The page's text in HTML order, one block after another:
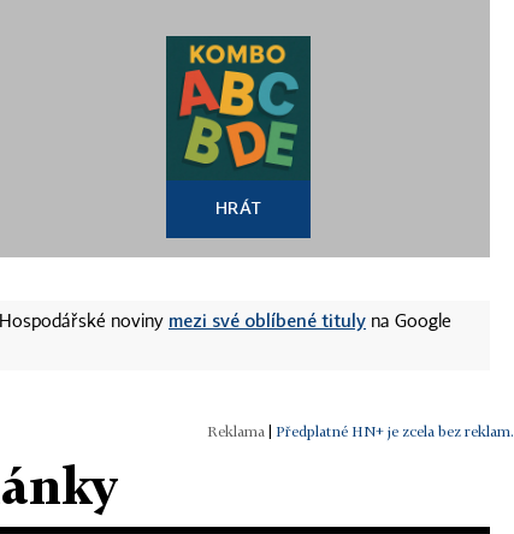
HRÁT
noviny mezi své oblíbené tituly na Google
Předplatné HN+ je zcela bez reklam.